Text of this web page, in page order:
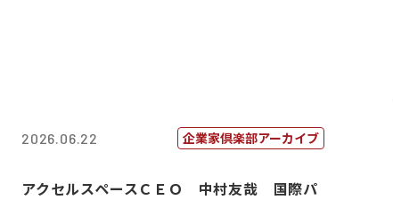
2026.06.22 企業家倶楽部アーカイブ
アクセルスペースＣＥＯ 中村友哉 国際パ